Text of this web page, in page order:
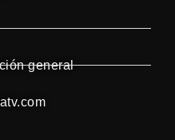
general